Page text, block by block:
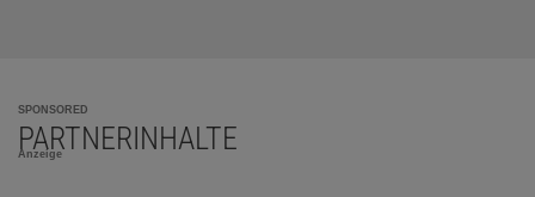
SPONSORED
PARTNERINHALTE
Anzeige